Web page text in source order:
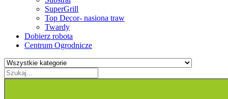
SuperGrill
Top Decor- nasiona traw
Twardy
Dobierz robota
Centrum Ogrodnicze